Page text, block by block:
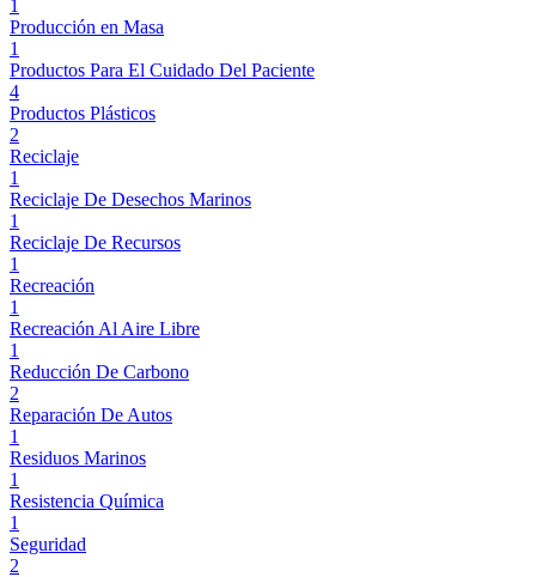
1
Producción en Masa
1
Productos Para El Cuidado Del Paciente
4
Productos Plásticos
2
Reciclaje
1
Reciclaje De Desechos Marinos
1
Reciclaje De Recursos
1
Recreación
1
Recreación Al Aire Libre
1
Reducción De Carbono
2
Reparación De Autos
1
Residuos Marinos
1
Resistencia Química
1
Seguridad
2